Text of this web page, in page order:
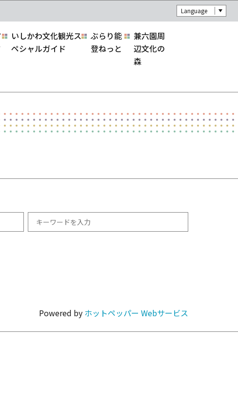
Language
いしかわ文化観光ス
ペシャルガイド
ぶらり能
登ねっと
兼六園周
辺文化の
森
カラオケ・パーティ
Powered by ホットペッパー Webサービス